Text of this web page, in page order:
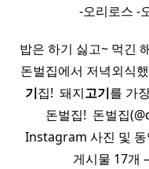
-오리로스 -
밥은 하기 싫고~ 먹긴
돈벌집에서 저녁외식
기집! ​ 돼지고기를 가
돈벌집! ​ 돈벌집
Instagram 사진 및 동
게시물 17개